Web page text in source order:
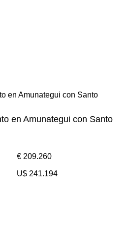
en Amunategui con Santo
€ 209.260
U$ 241.194